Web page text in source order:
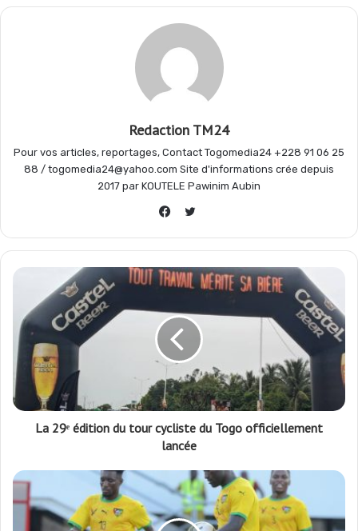
p
a
m
Redaction TM24
Pour vos articles, reportages, Contact Togomedia24 +228 91 06 25
88 / togomedia24@yahoo.com Site d'informations crée depuis
2017 par KOUTELE Pawinim Aubin
Twitter
La 29ᵉ édition du tour cycliste du Togo officiellement
lancée